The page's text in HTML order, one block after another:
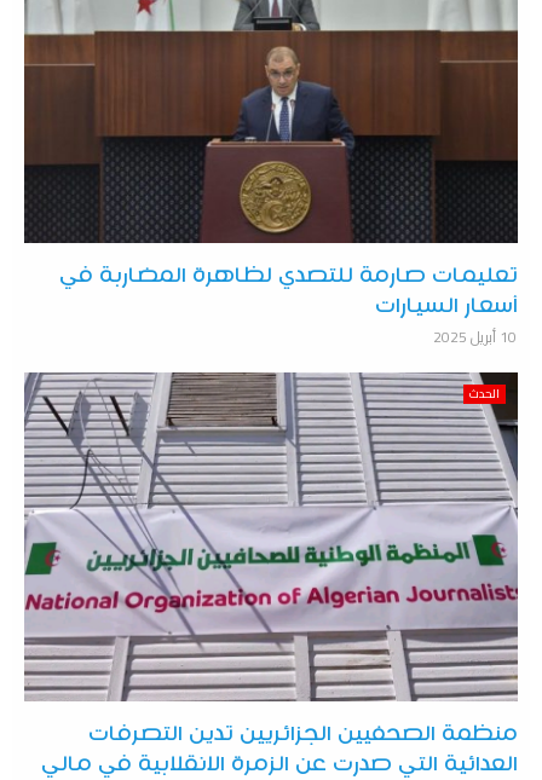
تعليمات صارمة للتصدي لظاهرة المضاربة في
أسعار السيارات
10 أبريل 2025
الحدث
منظمة الصحفيين الجزائريين تدين التصرفات
العدائية التي صدرت عن الزمرة الانقلابية في مالي